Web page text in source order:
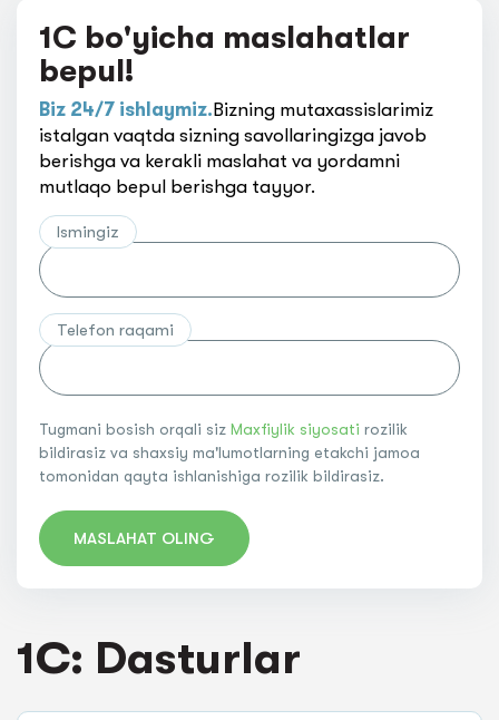
1C bo'yicha maslahatlar
bepul!
Biz 24/7 ishlaymiz.Bizning mutaxassislarimiz
istalgan vaqtda sizning savollaringizga javob
berishga va kerakli maslahat va yordamni
mutlaqo bepul berishga tayyor.
Ismingiz
Telefon raqami
Tugmani bosish orqali siz Maxfiylik siyosati rozilik
bildirasiz va shaxsiy ma'lumotlarning etakchi jamoa
tomonidan qayta ishlanishiga rozilik bildirasiz.
MASLAHAT OLING
1C: Dasturlar